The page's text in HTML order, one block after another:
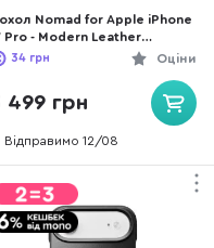
Nomad for Apple iPhone
Pro - Modern Leather
Burgundy
Оціни
34 грн
499 грн
Відправимо 12/08